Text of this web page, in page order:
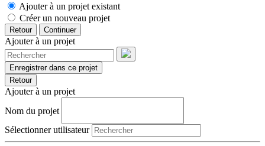
Ajouter à un projet existant
Créer un nouveau projet
Retour Continuer
Ajouter à un projet
Enregistrer dans ce projet
Retour
Ajouter à un projet
Nom du projet
Sélectionner utilisateur